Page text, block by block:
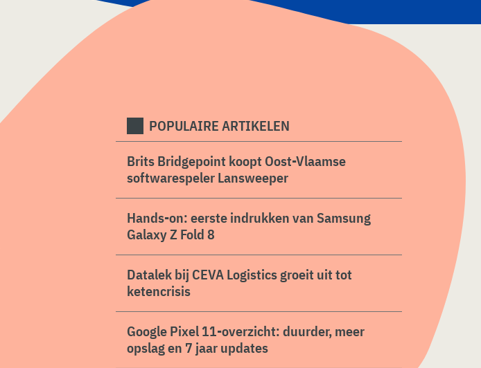
POPULAIRE ARTIKELEN
Brits Bridgepoint koopt Oost-Vlaamse
softwarespeler Lansweeper
Hands-on: eerste indrukken van Samsung
Galaxy Z Fold 8
Datalek bij CEVA Logistics groeit uit tot
ketencrisis
Google Pixel 11-overzicht: duurder, meer
opslag en 7 jaar updates